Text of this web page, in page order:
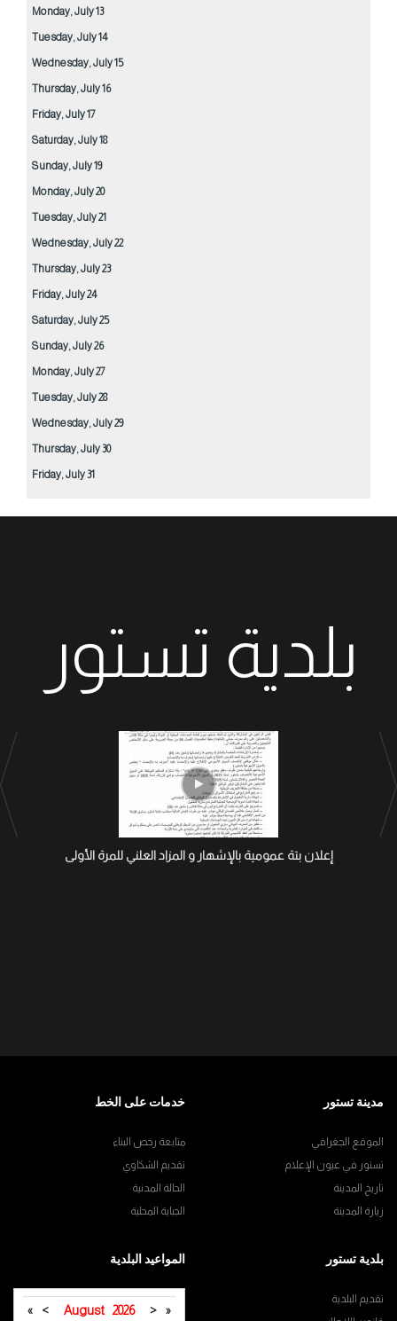
Monday,July13
Tuesday,July14
Wednesday,July15
Thursday,July16
Friday,July17
Saturday,July18
Sunday,July19
Monday,July20
Tuesday,July21
Wednesday,July22
Thursday,July23
Friday,July24
Saturday,July25
Sunday,July26
Monday,July27
Tuesday,July28
Wednesday,July29
Thursday,July30
Friday,July31
بلدية تستور
إعلان بتة عمومية بالإشهار و المزاد العلني للمرة الأولى
مدينة تستور
الموقع الجغرافي
تستور في عيون الإعلام
تاريخ المدينة
زيارة المدينة
خدمات على الخط
متابعة رخص البناء
تقديم الشكاوي
الحالة المدنية
الجباية المحلية
بلدية تستور
تقديم البلدية
المواعيد البلدية
«
<
August 2026
>
»